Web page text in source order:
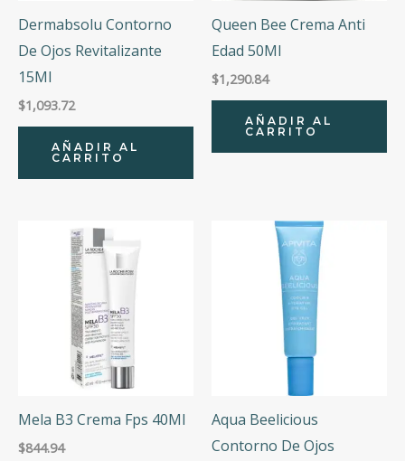
Dermabsolu Contorno
De Ojos Revitalizante
15Ml
$1,093.72
AÑADIR AL
CARRITO
Queen Bee Crema Anti
Edad 50Ml
$1,290.84
AÑADIR AL
CARRITO
Mela B3 Crema Fps 40Ml
$844.94
Aqua Beelicious
Contorno De Ojos